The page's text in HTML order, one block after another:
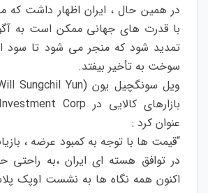
در همین حال ، ایران اظهار داشت که
تمدید شود که منجر می شود تا سود
سوخت به تأخیر بیفتد.
عنوان کرد :
“قیمت ها با توجه به کمبود عرضه ،
در توافق هسته ای ایران ،به
اکنون همه نگاه ها به نشست اوپک